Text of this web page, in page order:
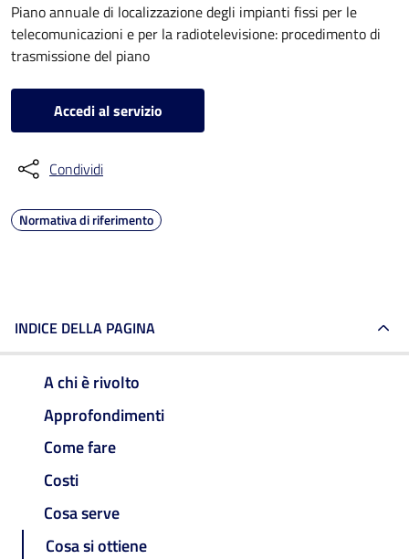
Piano annuale di localizzazione degli impianti fissi per le
telecomunicazioni e per la radiotelevisione: procedimento di
trasmissione del piano
Accedi al servizio
Condividi
Normativa di riferimento
INDICE DELLA PAGINA
A chi è rivolto
Approfondimenti
Come fare
Costi
Cosa serve
Cosa si ottiene